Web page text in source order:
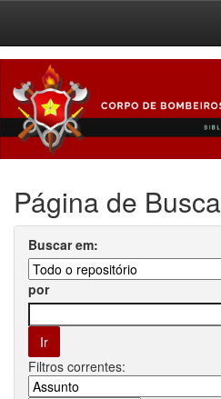
navigation
Página de Busca
Buscar em:
por
Filtros correntes: